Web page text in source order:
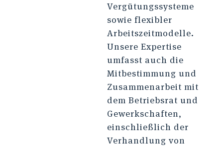
Vergütungssysteme
sowie flexibler
Arbeitszeitmodelle.
Unsere Expertise
umfasst auch die
Mitbestimmung und
Zusammenarbeit mit
dem Betriebsrat und
Gewerkschaften,
einschließlich der
Verhandlung von